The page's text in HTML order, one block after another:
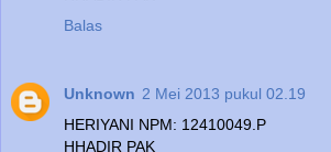
Balas
Unknown 2 Mei 2013 pukul 02.19
HERIYANI NPM: 12410049.P
HHADIR PAK